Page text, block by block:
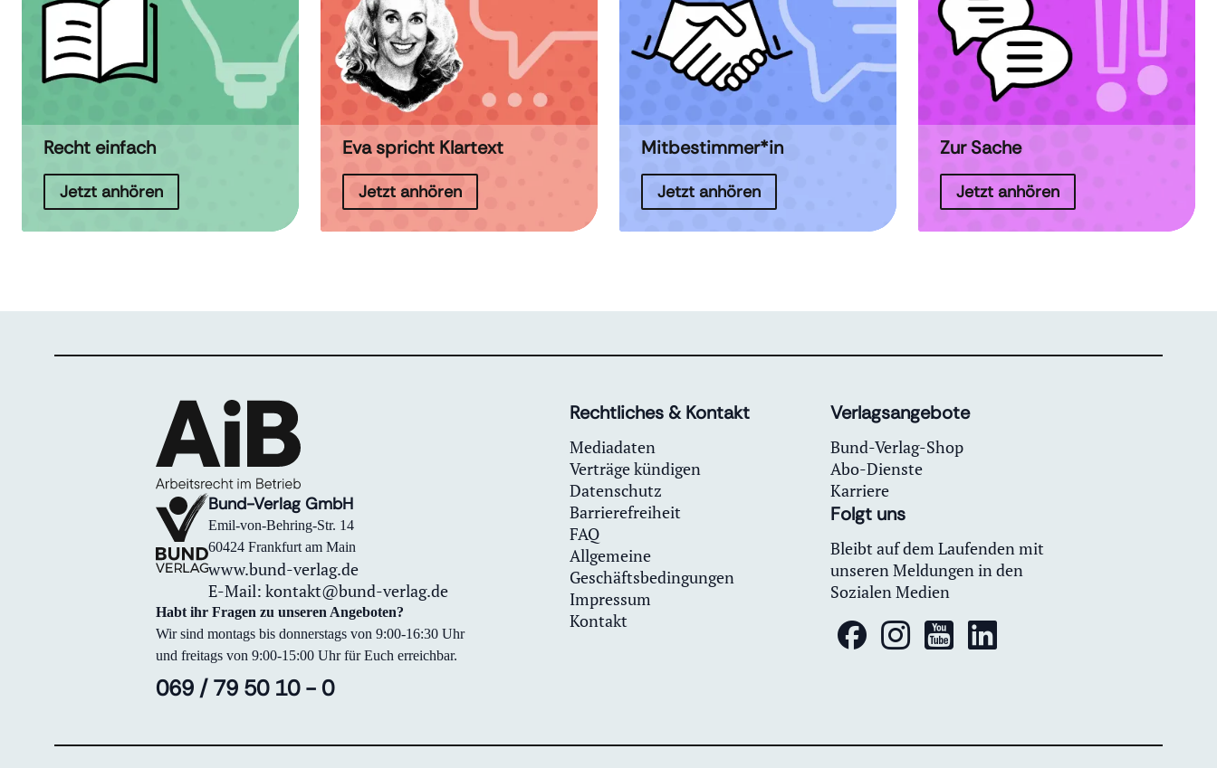
Recht einfach
Jetzt anhören
Eva spricht Klartext
Jetzt anhören
Mitbestimmer*in
Jetzt anhören
Zur Sache
Jetzt anhören
Bund-Verlag GmbH
Emil-von-Behring-Str. 14
60424 Frankfurt am Main
www.bund-verlag.de
E-Mail: kontakt@bund-verlag.de
Habt ihr Fragen zu unseren Angeboten?
Wir sind montags bis donnerstags von 9:00-16:30 Uhr
und freitags von 9:00-15:00 Uhr für Euch erreichbar.
069 / 79 50 10 - 0
Rechtliches & Kontakt
Mediadaten
Verträge kündigen
Datenschutz
Barrierefreiheit
FAQ
Allgemeine
Geschäftsbedingungen
Impressum
Kontakt
Verlagsangebote
Bund-Verlag-Shop
Abo-Dienste
Karriere
Folgt uns
Bleibt auf dem Laufenden mit
unseren Meldungen in den
Sozialen Medien